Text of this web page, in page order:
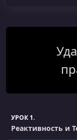
УРОК 1.
Реактивность и